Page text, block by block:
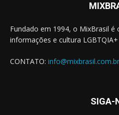
Fundado em 1994, o MixBrasil é
informações e cultura
CONTATO: info@mixbrasil.com.br
SIGA-